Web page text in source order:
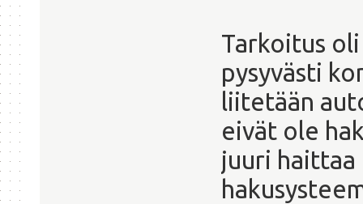
Tarkoitus
pysyvästi
liitetään
eivät ole
juuri haittaa